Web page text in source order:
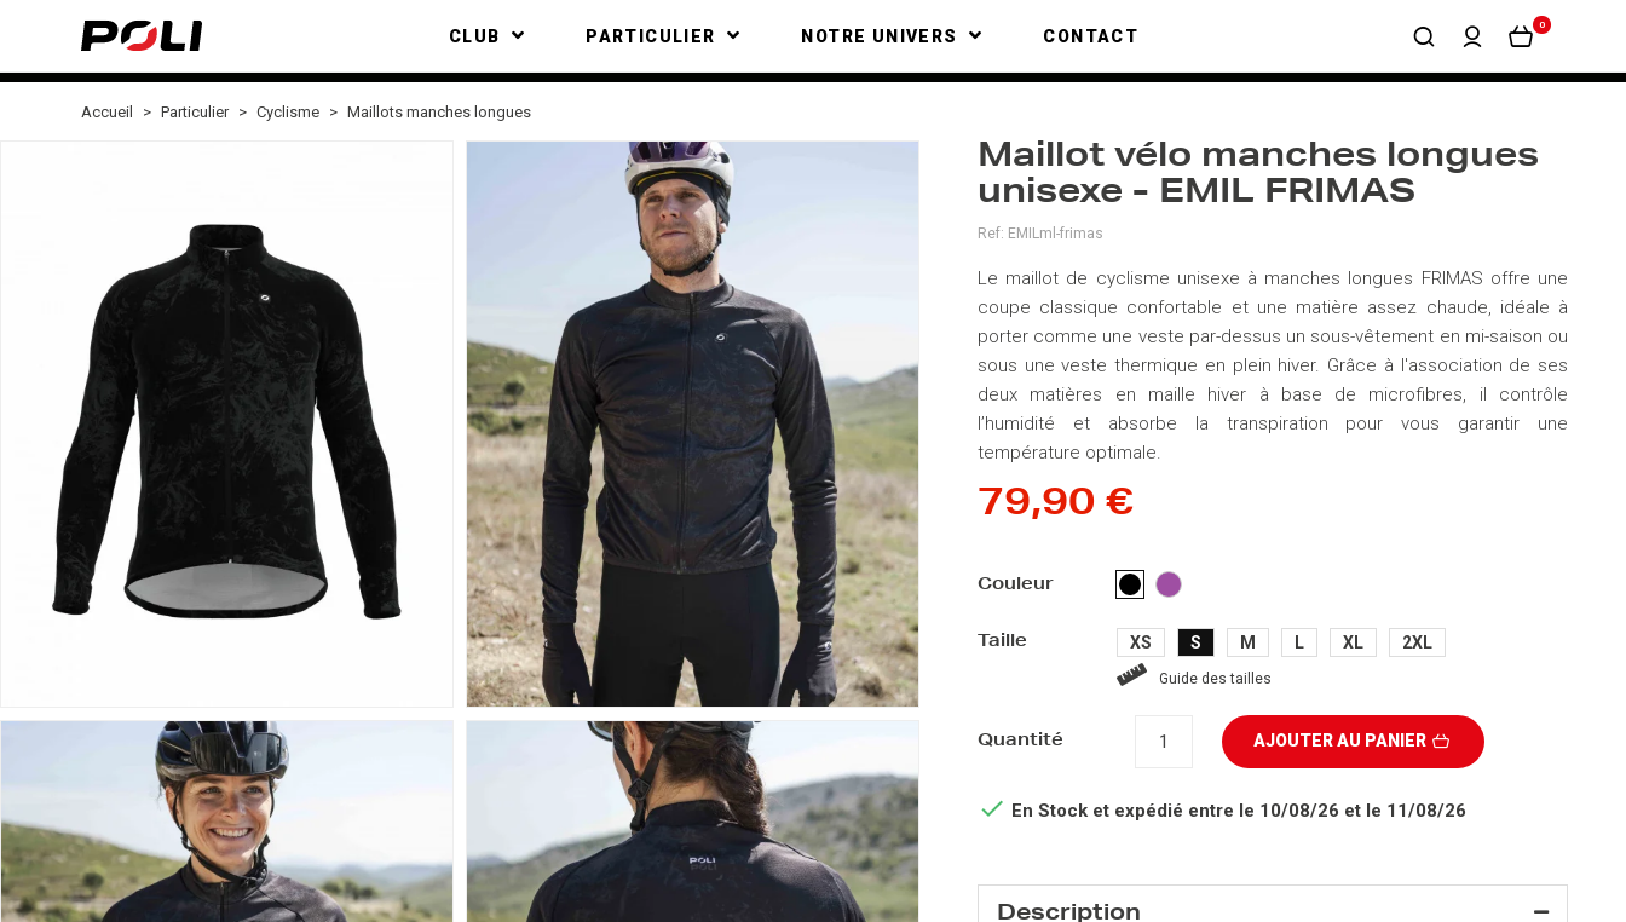
CLUB PARTICULIER NOTRE UNIVERS CONTACT
0
Accueil Particulier Cyclisme Maillots manches longues
Maillot vélo manches longues
unisexe - EMIL FRIMAS
Ref: EMILml-frimas
Le maillot de cyclisme unisexe à manches longues FRIMAS offre une
coupe classique confortable et une matière assez chaude, idéale à
porter comme une veste par-dessus un sous-vêtement en mi-saison ou
sous une veste thermique en plein hiver. Grâce à l'association de ses
deux matières en maille hiver à base de microfibres, il contrôle
l’humidité et absorbe la transpiration pour vous garantir une
température optimale.
79,90 €
Couleur NOIR VIOLET
Taille XS S M L XL 2XL
Guide des tailles
Quantité AJOUTER AU PANIER
 En Stock et expédié entre le 10/08/26 et le 11/08/26
Description